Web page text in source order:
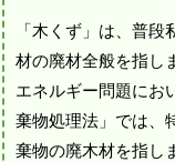
「木くず」は、普
材の廃材全般を指し
エネルギー問題にお
棄物処理法」では、
棄物の廃木材を指し